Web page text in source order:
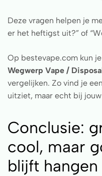
Deze vragen helpen je
er het heftigst uit?” of
Op bestevape.com kun
Wegwerp Vape /
vergelijken. Zo vind je
uitziet, maar echt bij
Conclusie:
cool, maar
blijft hangen